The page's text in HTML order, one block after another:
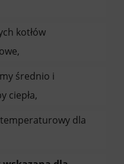
kotłów
średnio i
ciepła,
dla